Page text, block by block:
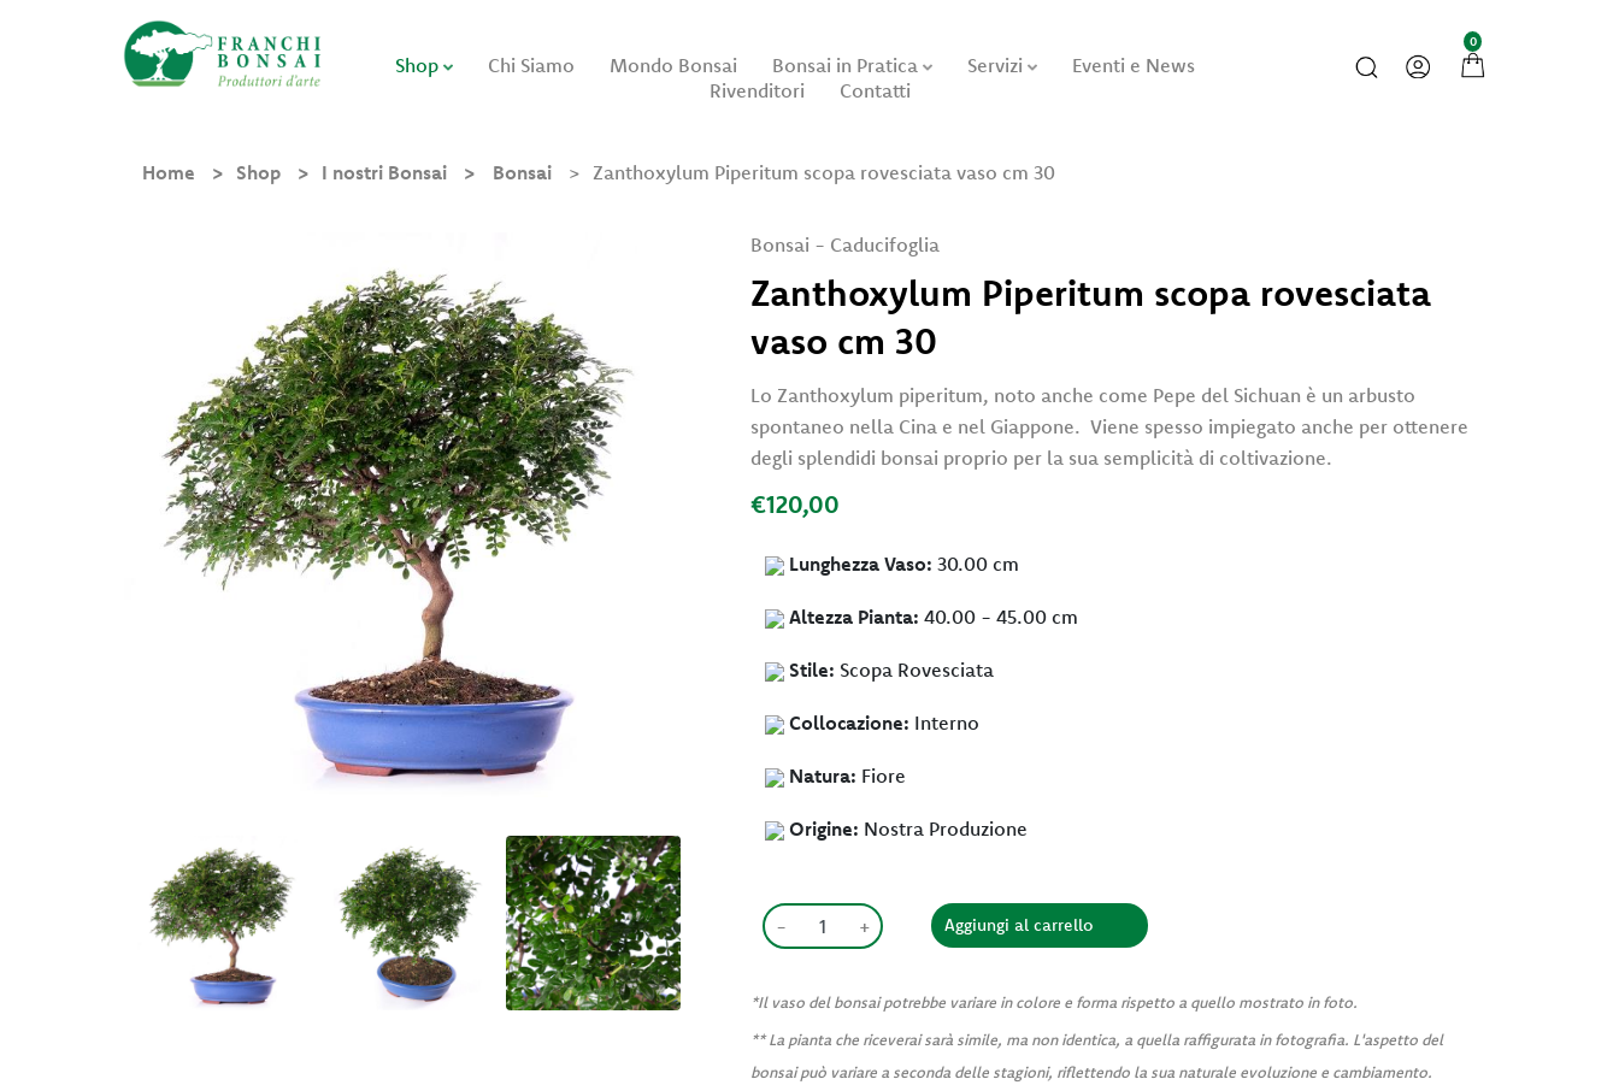
Shop Chi Siamo Mondo Bonsai Bonsai in Pratica Servizi
Eventi e News
Rivenditori
Contatti
0
Home Shop I nostri Bonsai Bonsai Zanthoxylum Piperitum scopa rovesciata vaso cm 30
Bonsai - Caducifoglia
Zanthoxylum Piperitum scopa rovesciata
vaso cm 30
Lo Zanthoxylum piperitum, noto anche come Pepe del Sichuan è un arbusto
spontaneo nella Cina e nel Giappone. Viene spesso impiegato anche per ottenere
degli splendidi bonsai proprio per la sua semplicità di coltivazione.
€120,00
Lunghezza Vaso: 30.00 cm
Altezza Pianta: 40.00 - 45.00 cm
Stile: Scopa Rovesciata
Collocazione: Interno
Natura: Fiore
Origine: Nostra Produzione
- +
*Il vaso del bonsai potrebbe variare in colore e forma rispetto a quello mostrato in foto.
** La pianta che riceverai sarà simile, ma non identica, a quella raffigurata in fotografia. L'aspetto del
bonsai può variare a seconda delle stagioni, riflettendo la sua naturale evoluzione e cambiamento.